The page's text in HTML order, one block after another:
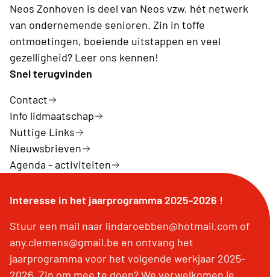
Neos Zonhoven is deel van Neos vzw, hét netwerk
van ondernemende senioren. Zin in toffe
ontmoetingen, boeiende uitstappen en veel
gezelligheid? Leer ons kennen!
Snel terugvinden
Contact
Info lidmaatschap
Nuttige Links
Nieuwsbrieven
Agenda - activiteiten
Interesse in het jaarprogramma 2025-2026 !
Stuur een mail naar lindaroebben@hotmail.com of
any.clemens@gmail.be en ontvang het
jaarprogramma voor het volgende werkjaar 2025-